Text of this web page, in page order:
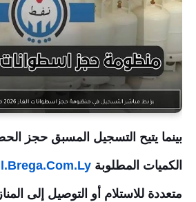
بينما يتيح التسجيل المسبق حجز
الكميات المطلوبة
متعددة للاستلام أو التوصيل إلى